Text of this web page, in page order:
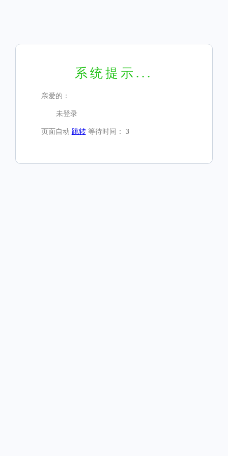
系统提示...
亲爱的：
未登录
页面自动 跳转等待时间： 3